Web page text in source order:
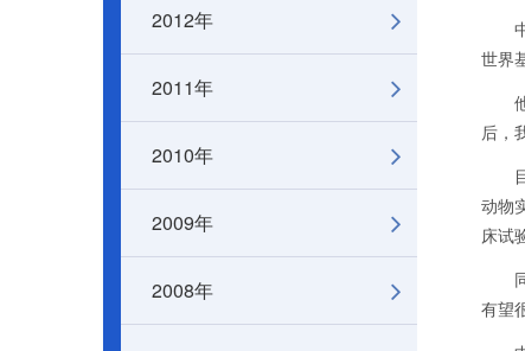
2012年
2011年
2010年
2009年
2008年
中
世界
他
后，
目
动物
床试
同
有望